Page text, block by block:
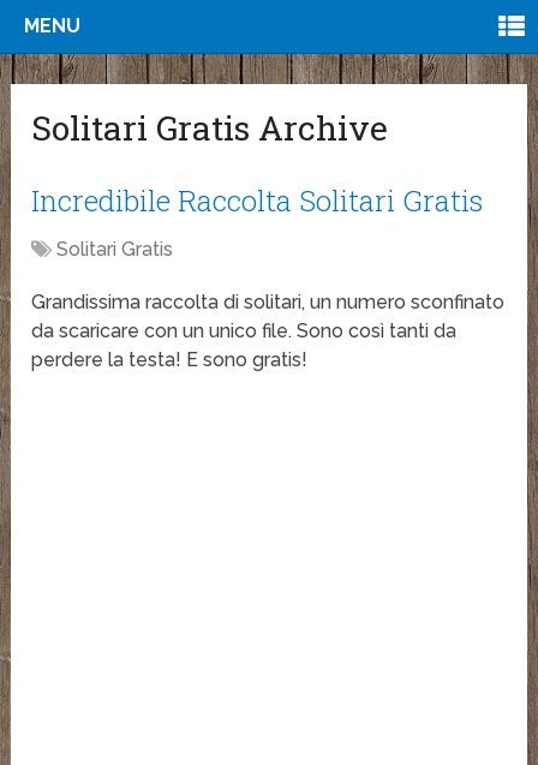
MENU
Solitari Gratis Archive
Incredibile Raccolta Solitari Gratis
Solitari Gratis
Grandissima raccolta di solitari, un numero sconfinato
da scaricare con un unico file. Sono così tanti da
perdere la testa! E sono gratis!